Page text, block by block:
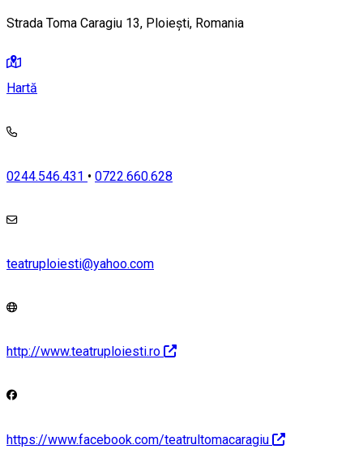
Strada Toma Caragiu 13, Ploiești, Romania
Hartă
0244.546.431 • 0722.660.628
teatruploiesti@yahoo.com
http://www.teatruploiesti.ro
https://www.facebook.com/teatrultomacaragiu